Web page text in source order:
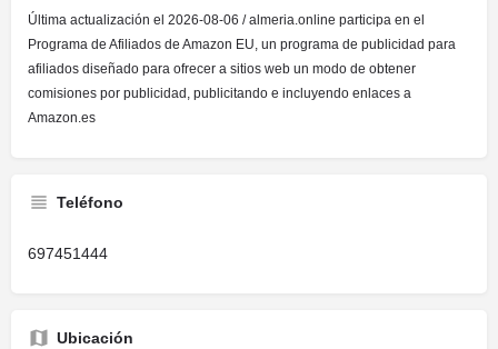
Última actualización el 2026-08-06 / almeria.online participa en el
Programa de Afiliados de Amazon EU, un programa de publicidad para
afiliados diseñado para ofrecer a sitios web un modo de obtener
comisiones por publicidad, publicitando e incluyendo enlaces a
Amazon.es
Teléfono
697451444
Ubicación